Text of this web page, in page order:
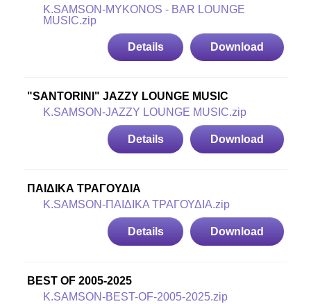
K.SAMSON-MYKONOS - BAR LOUNGE
MUSIC.zip
Download
Details
"SANTORINI" JAZZY LOUNGE MUSIC
K.SAMSON-JAZZY LOUNGE MUSIC.zip
Download
Details
ΠΑΙΔΙΚΑ ΤΡΑΓΟΥΔΙΑ
K.SAMSON-ΠΑΙΔΙΚΑ ΤΡΑΓΟΥΔΙΑ.zip
Download
Details
BEST OF 2005-2025
K.SAMSON-BEST-OF-2005-2025.zip